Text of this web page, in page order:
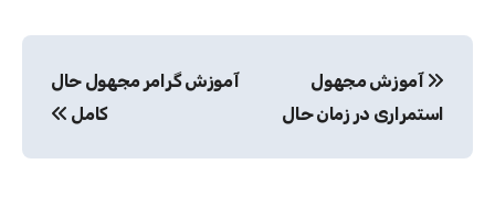
نوشته
آموزش مجهول
استمراری در زمان حال
آموزش گرامر مجهول حال
کامل